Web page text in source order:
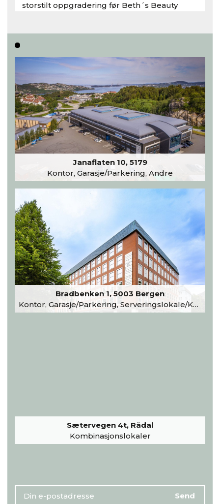
storstilt oppgradering før Beth´s Beauty
Les hele artikkelen
Janaflaten 10, 5179
Kontor, Garasje/Parkering, Andre
Bradbenken 1, 5003 Bergen
Kontor, Garasje/Parkering, Serveringslokale/Kantine, Undervisning/Arrangement
Sætervegen 4t, Rådal
Kombinasjonslokaler